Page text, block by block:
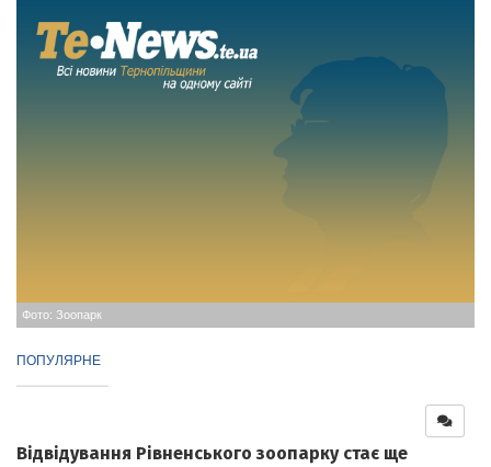
Фото: Зоопарк
ПОПУЛЯРНЕ
Відвідування Рівненського зоопарку стає ще